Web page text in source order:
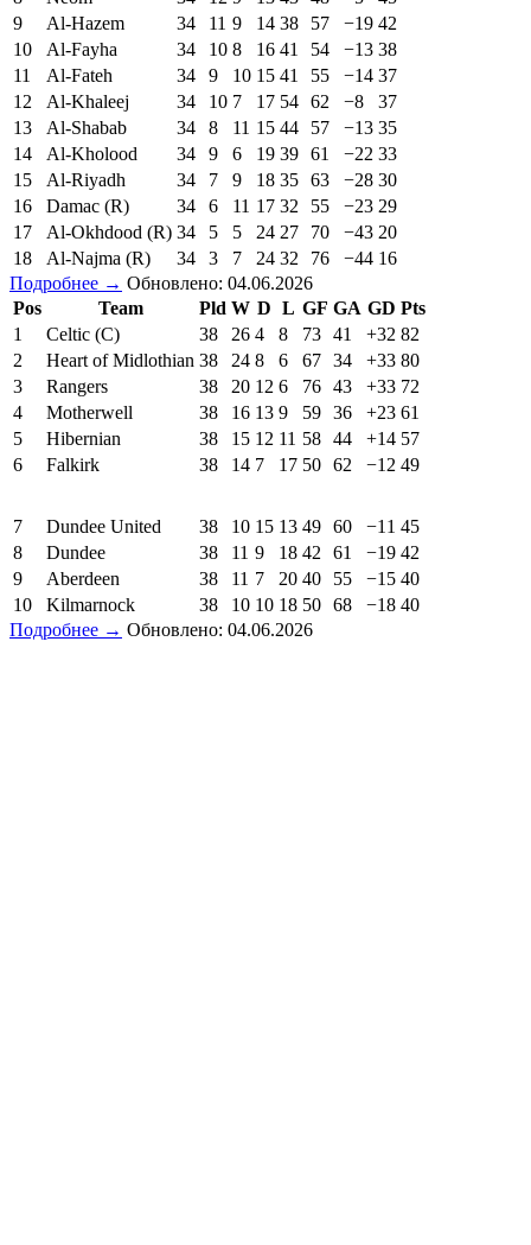
9
Al-Hazem 34 11 9 14 38 57 −19 42
10
Al-Fayha 34 10 8 16 41 54 −13 38
11
Al-Fateh 34 9 10 15 41 55 −14 37
12
Al-Khaleej 34 10 7 17 54 62 −8
37
13
Al-Shabab 34 8 11 15 44 57 −13 35
14
Al-Kholood 34 9 6 19 39 61 −22 33
15
Al-Riyadh 34 7 9 18 35 63 −28 30
16
Damac (R) 34 6 11 17 32 55 −23 29
17
Al-Okhdood (R) 34 5 5 24 27 70 −43 20
18
Al-Najma (R) 34 3 7 24 32 76 −44 16
Подробнее → Обновлено: 04.06.2026
Pos
Team Pld W D L GF GA GD Pts
1
Celtic (C) 38 26 4 8 73 41 +32 82
2
Heart of Midlothian 38 24 8 6 67 34 +33 80
3
Rangers 38 20 12 6 76 43 +33 72
4
Motherwell 38 16 13 9 59 36 +23 61
5
Hibernian 38 15 12 11 58 44 +14 57
6
Falkirk 38 14 7 17 50 62 −12 49
7 Dundee United 38 10 15 13 49 60 −11 45
8
Dundee 38 11 9 18 42 61 −19 42
9
Aberdeen 38 11 7 20 40 55 −15 40
10
Kilmarnock 38 10 10 18 50 68 −18 40
Подробнее → Обновлено: 04.06.2026